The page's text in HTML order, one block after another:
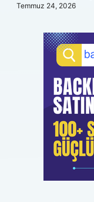
Temmuz 24, 2026